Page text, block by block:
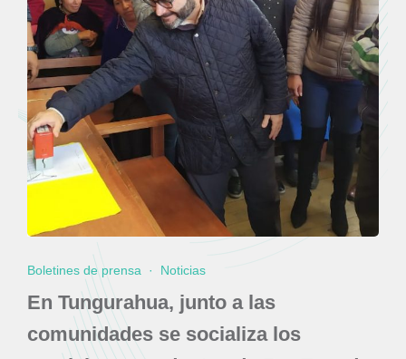
Boletines de prensa · Noticias
En Tungurahua, junto a las
comunidades se socializa los